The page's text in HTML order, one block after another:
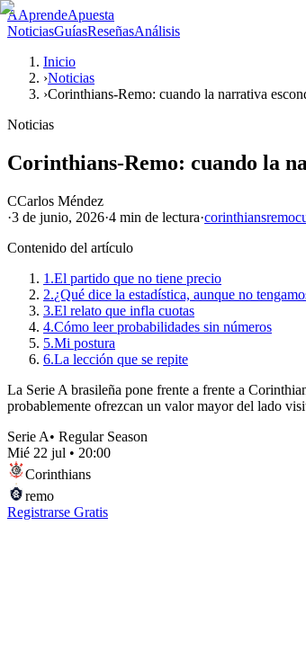
AAprendeApuesta
NoticiasGuíasReseñasAnálisis
Inicio
›Noticias
›Corinthians-Remo: cuando la narrativa
Noticias
Corinthians-Remo: cuando la
CCarlos Méndez
·3 de junio, 2026·4 min de lectura·corinthiansremo
Contenido del artículo
1.El partido que no tiene precio
2.¿Qué dice la estadística, aunque no
3.El relato que infla cuotas
4.Cómo leer probabilidades sin números
5.Mi postura
6.La lección que se repite
La Serie A brasileña pone frente a frente a
probablemente ofrezcan un valor mayor del lado
Serie A• Regular Season
Mié 22 jul • 20:00
Corinthians
remo
Registrarse Gratis